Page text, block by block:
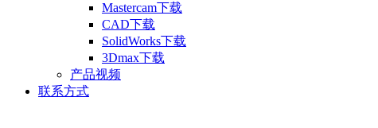
Mastercam下载
CAD下载
SolidWorks下载
3Dmax下载
产品视频
联系方式